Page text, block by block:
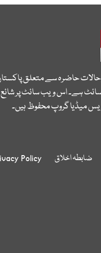
حالات حاضرہ سے متعلق
ہے۔ اس ویب سائٹ پر شائع
میڈیا گروپ محفوظ ہیں۔
ضابطہ اخلاق Policy